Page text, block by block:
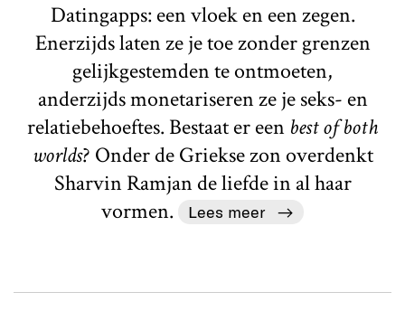
Datingapps: een vloek en een zegen.
Enerzijds laten ze je toe zonder grenzen
gelijkgestemden te ontmoeten,
anderzijds monetariseren ze je seks- en
relatiebehoeftes. Bestaat er een best of both
worlds? Onder de Griekse zon overdenkt
Sharvin Ramjan de liefde in al haar
vormen.
Lees meer